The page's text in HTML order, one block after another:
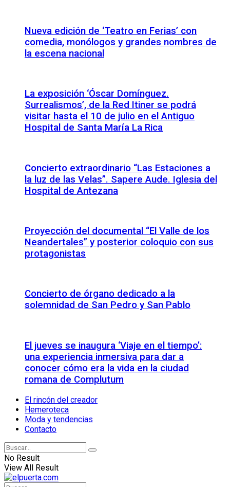
Nueva edición de ‘Teatro en Ferias’ con
comedia, monólogos y grandes nombres de
la escena nacional
La exposición ‘Óscar Domínguez.
Surrealismos’, de la Red Itiner se podrá
visitar hasta el 10 de julio en el Antiguo
Hospital de Santa María La Rica
Concierto extraordinario “Las Estaciones a
la luz de las Velas”. Sapere Aude. Iglesia del
Hospital de Antezana
Proyección del documental “El Valle de los
Neandertales” y posterior coloquio con sus
protagonistas
Concierto de órgano dedicado a la
solemnidad de San Pedro y San Pablo
El jueves se inaugura ‘Viaje en el tiempo’:
una experiencia inmersiva para dar a
conocer cómo era la vida en la ciudad
romana de Complutum
El rincón del creador
Hemeroteca
Moda y tendencias
Contacto
No Result
View All Result